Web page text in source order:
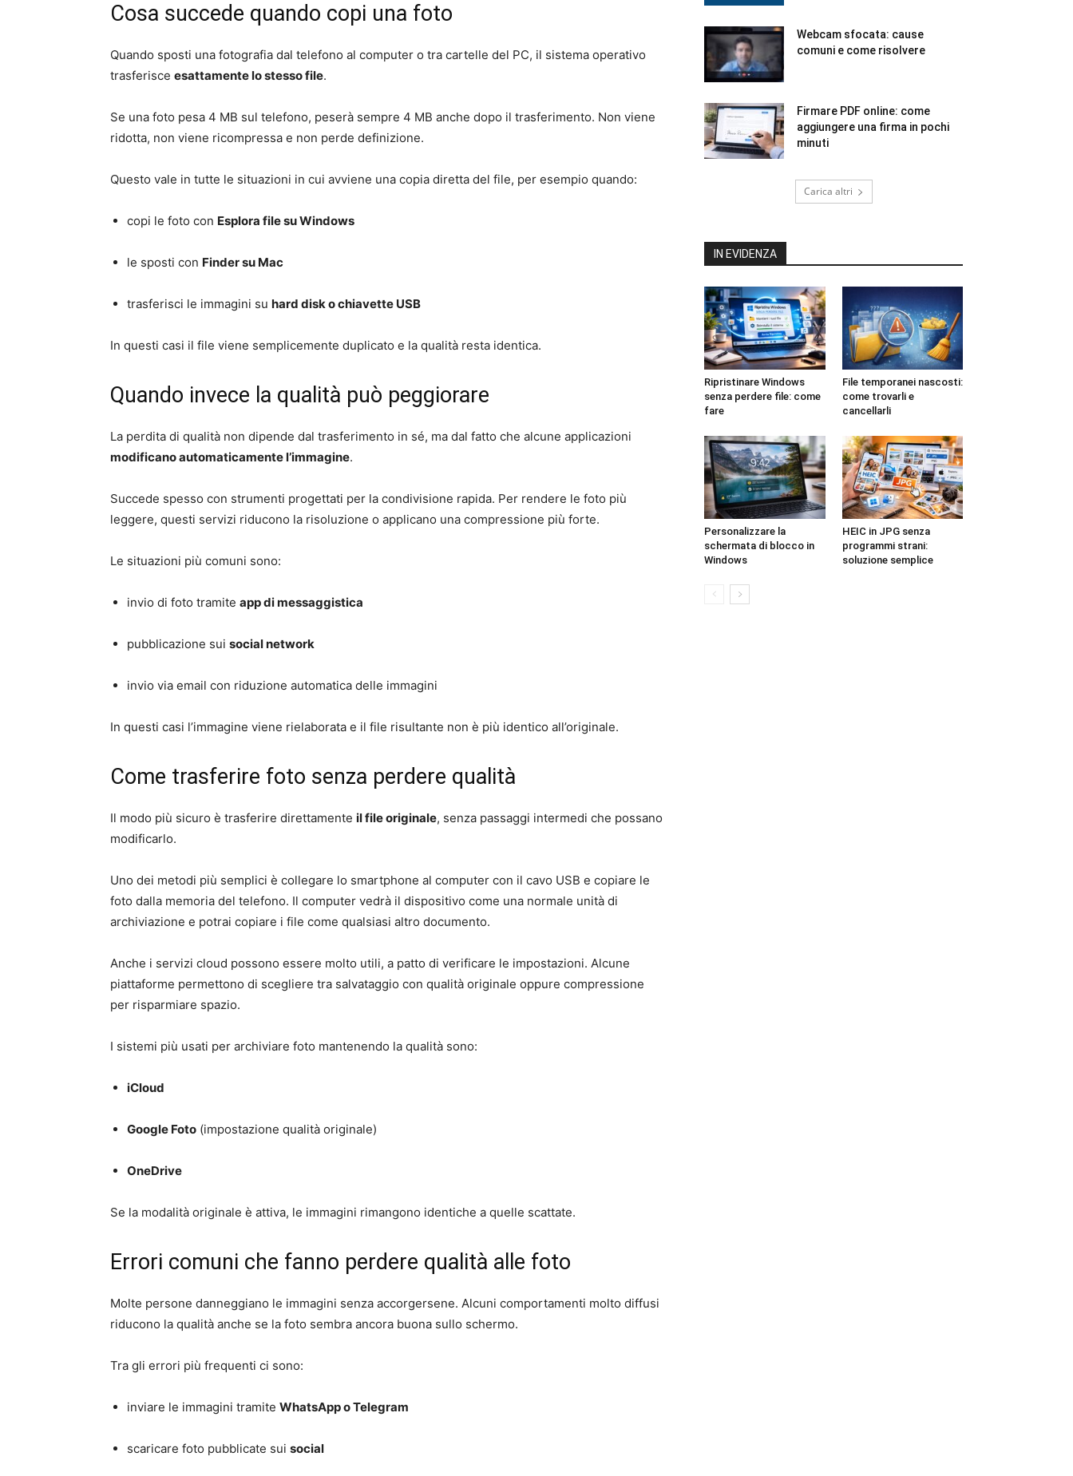
Cosa succede quando copi una foto
Quando sposti una fotografia dal telefono al computer o tra cartelle del PC, il sistema operativo
trasferisce esattamente lo stesso file.
Se una foto pesa 4 MB sul telefono, peserà sempre 4 MB anche dopo il trasferimento. Non viene
ridotta, non viene ricompressa e non perde definizione.
Questo vale in tutte le situazioni in cui avviene una copia diretta del file, per esempio quando:
copi le foto con Esplora file su Windows
le sposti con Finder su Mac
trasferisci le immagini su hard disk o chiavette USB
In questi casi il file viene semplicemente duplicato e la qualità resta identica.
Quando invece la qualità può peggiorare
La perdita di qualità non dipende dal trasferimento in sé, ma dal fatto che alcune applicazioni
modificano automaticamente l’immagine.
Succede spesso con strumenti progettati per la condivisione rapida. Per rendere le foto più
leggere, questi servizi riducono la risoluzione o applicano una compressione più forte.
Le situazioni più comuni sono:
invio di foto tramite app di messaggistica
pubblicazione sui social network
invio via email con riduzione automatica delle immagini
In questi casi l’immagine viene rielaborata e il file risultante non è più identico all’originale.
Come trasferire foto senza perdere qualità
Il modo più sicuro è trasferire direttamente il file originale, senza passaggi intermedi che possano
modificarlo.
Uno dei metodi più semplici è collegare lo smartphone al computer con il cavo USB e copiare le
foto dalla memoria del telefono. Il computer vedrà il dispositivo come una normale unità di
archiviazione e potrai copiare i file come qualsiasi altro documento.
Anche i servizi cloud possono essere molto utili, a patto di verificare le impostazioni. Alcune
piattaforme permettono di scegliere tra salvataggio con qualità originale oppure compressione
per risparmiare spazio.
I sistemi più usati per archiviare foto mantenendo la qualità sono:
iCloud
Google Foto (impostazione qualità originale)
OneDrive
Se la modalità originale è attiva, le immagini rimangono identiche a quelle scattate.
Errori comuni che fanno perdere qualità alle foto
Molte persone danneggiano le immagini senza accorgersene. Alcuni comportamenti molto diffusi
riducono la qualità anche se la foto sembra ancora buona sullo schermo.
Tra gli errori più frequenti ci sono:
inviare le immagini tramite WhatsApp o Telegram
scaricare foto pubblicate sui social
Webcam sfocata: cause
comuni e come risolvere
Firmare PDF online: come
aggiungere una firma in pochi
minuti
Carica altri
IN EVIDENZA
Ripristinare Windows
senza perdere file: come
fare
File temporanei nascosti:
come trovarli e
cancellarli
Personalizzare la
schermata di blocco in
Windows
HEIC in JPG senza
programmi strani:
soluzione semplice